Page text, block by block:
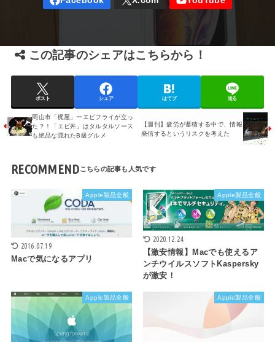
この記事のシェアはこちらから！
ポスト シェア はてブ 送る
岡山市「梶屋」ーエビフライが立っ
た？！「エビ丼」はタルタルソース
も絶品な隠れたB級グルメ
【週刊】疲労が蓄積する中で、情報
発信するというリスクを考えた
RECOMMEND
Apple製品全般
2016.07.19
Macで気になるアプリ
Apple製品全般
2020.12.24
【激安情報】Macでも使えるア
ンチウイルスソフトKaspersky
が激安！
Apple製品全般 Apple製品全般